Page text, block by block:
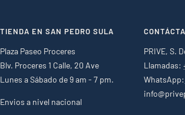
TIENDA EN SAN PEDRO SULA
Plaza Paseo Proceres
Blv. Proceres 1 Calle, 20 Ave
Lunes a Sábado de 9 am - 7 pm.
Envios a nivel nacional
PRIVE, S.
Llamadas:
WhatsApp: